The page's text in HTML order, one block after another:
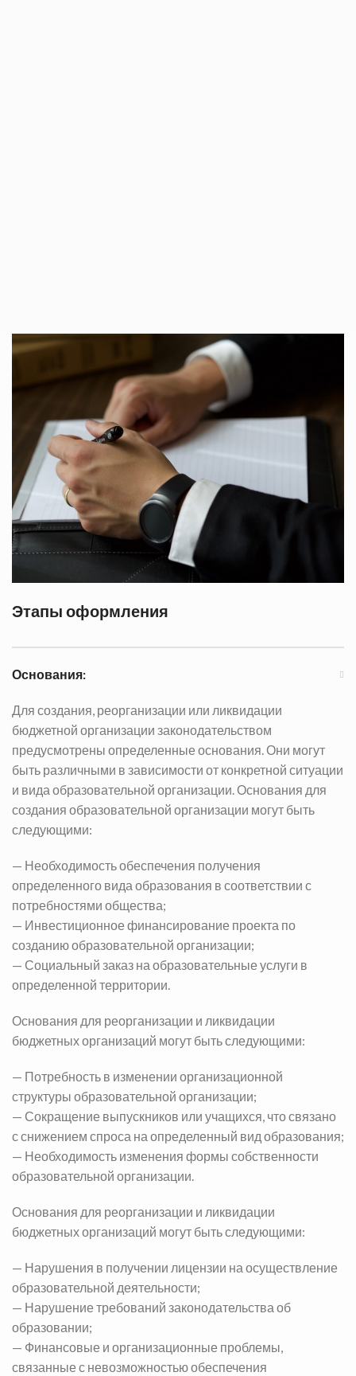
Этапы оформления
Основания:
Для создания, реорганизации или ликвидации
бюджетной организации законодательством
предусмотрены определенные основания. Они могут
быть различными в зависимости от конкретной ситуации
и вида образовательной организации. Основания для
создания образовательной организации могут быть
следующими:
— Необходимость обеспечения получения
определенного вида образования в соответствии с
потребностями общества;
— Инвестиционное финансирование проекта по
созданию образовательной организации;
— Социальный заказ на образовательные услуги в
определенной территории.
Основания для реорганизации и ликвидации
бюджетных организаций могут быть следующими:
— Потребность в изменении организационной
структуры образовательной организации;
— Сокращение выпускников или учащихся, что связано
с снижением спроса на определенный вид образования;
— Необходимость изменения формы собственности
образовательной организации.
Основания для реорганизации и ликвидации
бюджетных организаций могут быть следующими:
— Нарушения в получении лицензии на осуществление
образовательной деятельности;
— Нарушение требований законодательства об
образовании;
— Финансовые и организационные проблемы,
связанные с невозможностью обеспечения